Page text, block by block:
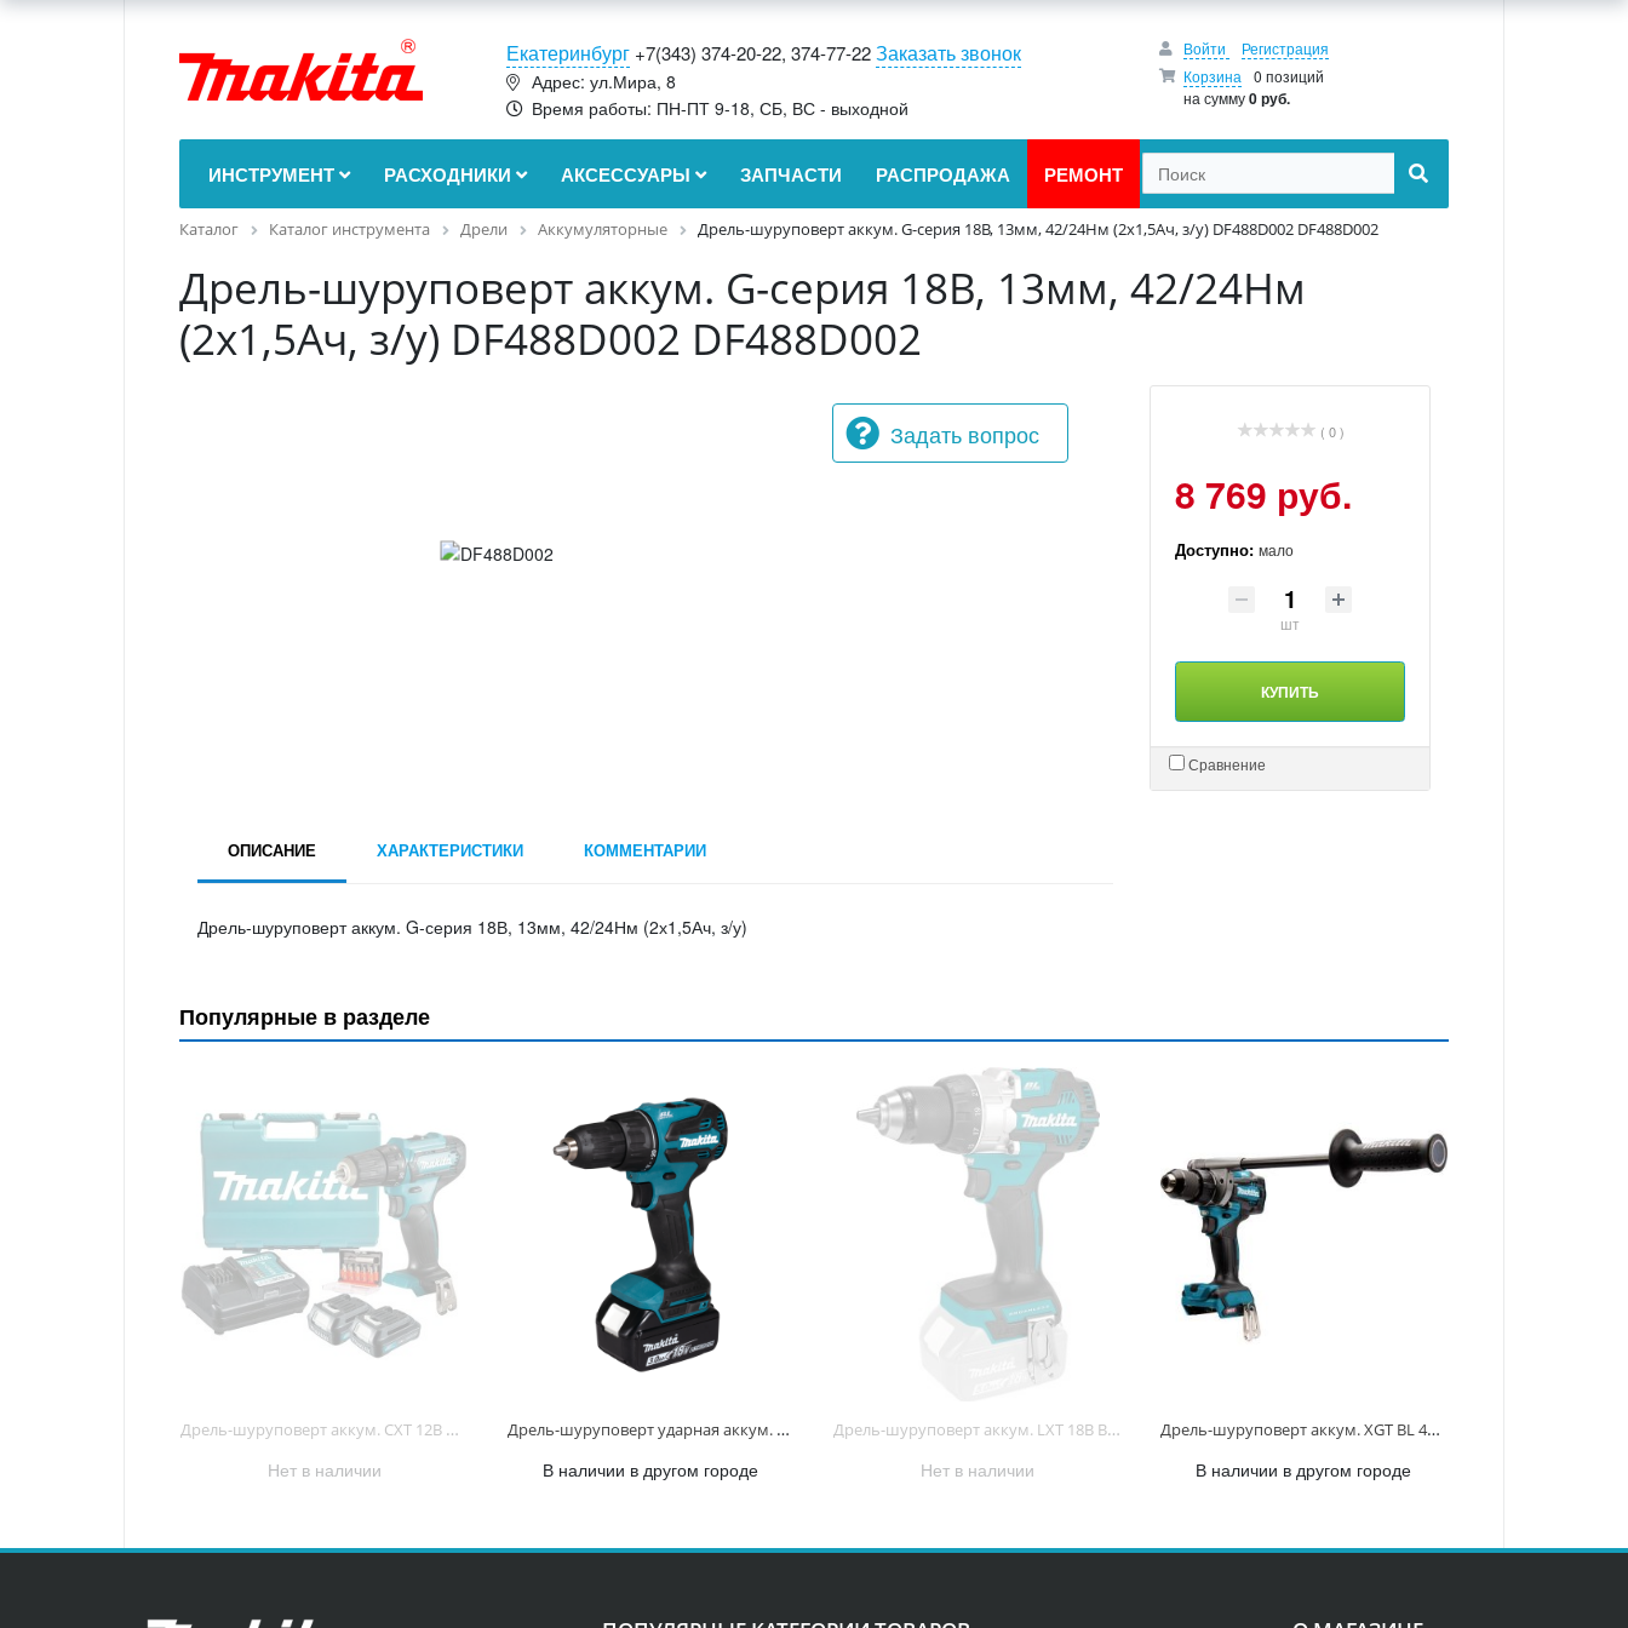
Екатеринбург +7(343) 374-20-22, 374-77-22 Заказать звонок
Адрес: ул.Мира, 8
Время работы: ПН-ПТ 9-18, СБ, ВС - выходной
Войти
Регистрация
Корзина
0 позиций
на сумму0 руб.
ИНСТРУМЕНТ РАСХОДНИКИ АКСЕССУАРЫ ЗАПЧАСТИ РАСПРОДАЖА РЕМОНТ
Каталог Каталог инструмента Дрели Аккумуляторные Дрель-шуруповерт аккум. G-серия 18В, 13мм, 42/24Нм (2х1,5Ач, з/у) DF488D002 DF488D002
Дрель-шуруповерт аккум. G-серия 18В, 13мм, 42/24Нм
(2х1,5Ач, з/у) DF488D002 DF488D002
Задать вопрос ( 0 )
8 769 руб.
Доступно: мало
шт
КУПИТЬ
Сравнение
ОПИСАНИЕ ХАРАКТЕРИСТИКИ КОММЕНТАРИИ
Дрель-шуруповерт аккум. G-серия 18В, 13мм, 42/24Нм (2х1,5Ач, з/у)
Популярные в разделе
Дрель-шуруповерт аккум. CXT 12В max, 10мм, 30/14Нм (2х1.5Ач,з/у+набор бит D-31083 ) DF333DYX14 DF333DYX14
Нет в наличии
Дрель-шуруповерт ударная аккум. LXT 18В BL XPT 13мм 50/27Нм 2х3,0 Ач АКБ ЗУ Makpac2 DHP490SFJ DHP490SFJ
В наличии в другом городе
Дрель-шуруповерт аккум. LXT 18В BL XPT, 13мм, 73/40Нм DDF489Z DDF489Z
Нет в наличии
Дрель-шуруповерт аккум. XGT BL 40В, 13мм, 140/68Нм DF001GZ DF001GZ
В наличии в другом городе